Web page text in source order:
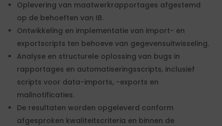
Oplevering van maatwerkrapportages afgestemd
op de behoeften van IB.
Ontwikkeling en implementatie van import- en
exportscripts ten behoeve van gegevensuitwisseling.
Analyse en structurele oplossing van bugs in
rapportages en automatiseringsscripts, inclusief
scripts voor data-imports, -exports en
mailnotificaties.
De resultaten worden opgeleverd conform
afgesproken kwaliteitscriteria en binnen de